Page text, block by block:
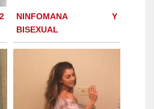
NINFOMANA Y
BISEXUAL